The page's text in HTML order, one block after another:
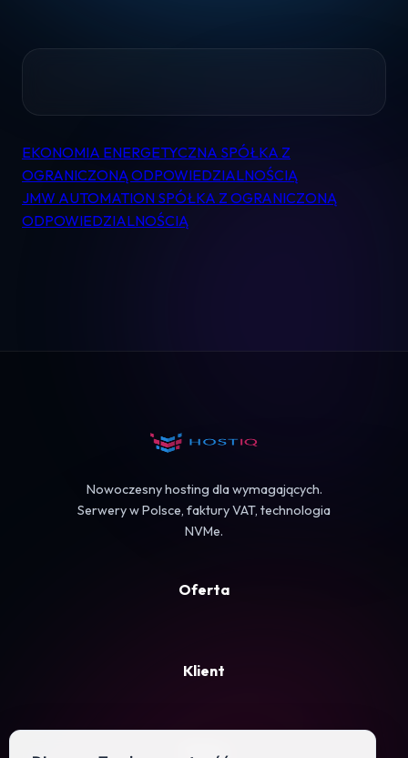
Pomoc
Kontakt
Nawigacja
wpisu
EKONOMIA ENERGETYCZNA SPÓŁKA Z
OGRANICZONĄ ODPOWIEDZIALNOŚCIĄ
JMW AUTOMATION SPÓŁKA Z OGRANICZONĄ
ODPOWIEDZIALNOŚCIĄ
Nowoczesny hosting dla wymagających.
Serwery w Polsce, faktury VAT, technologia
NVMe.
Oferta
Klient
Firma